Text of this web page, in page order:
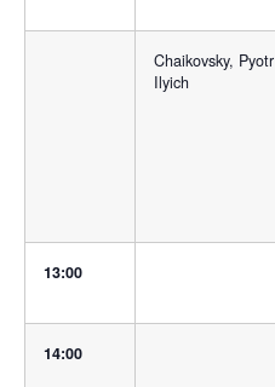
Chaikovsky, Pyotr
Ilyich
13:00
14:00